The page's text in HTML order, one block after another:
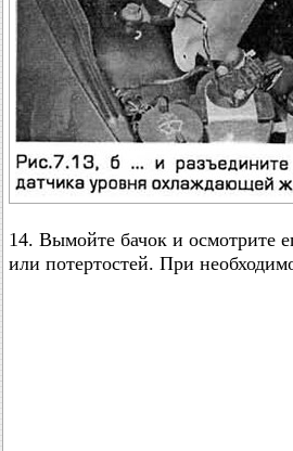
14. Вымойте бачок и осмотрите
или потертостей. При